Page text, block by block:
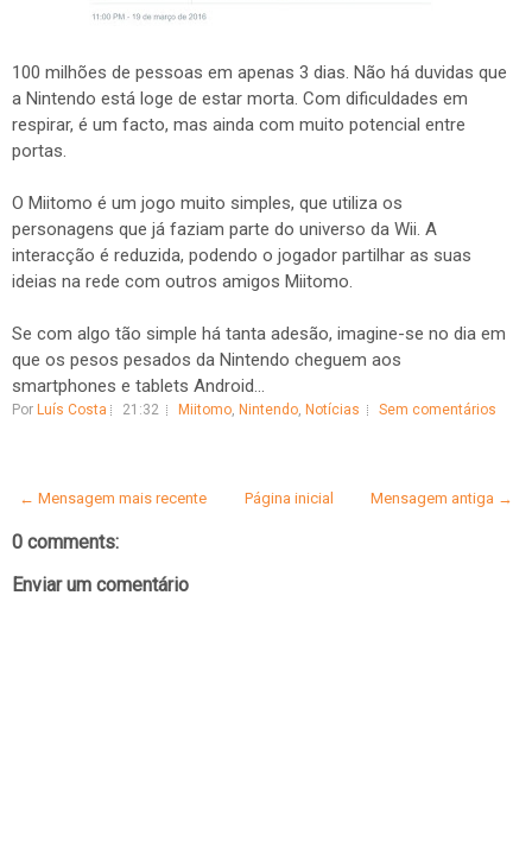
100 milhões de pessoas em apenas 3 dias. Não há duvidas que
a Nintendo está loge de estar morta. Com dificuldades em
respirar, é um facto, mas ainda com muito potencial entre
portas.
O Miitomo é um jogo muito simples, que utiliza os
personagens que já faziam parte do universo da Wii. A
interacção é reduzida, podendo o jogador partilhar as suas
ideias na rede com outros amigos Miitomo.
Se com algo tão simple há tanta adesão, imagine-se no dia em
que os pesos pesados da Nintendo cheguem aos
smartphones e tablets Android...
Por Luís Costa 21:32 Miitomo Nintendo Notícias Sem comentários
← Mensagem mais recente Mensagem antiga →
Página inicial
0 comments:
Enviar um comentário